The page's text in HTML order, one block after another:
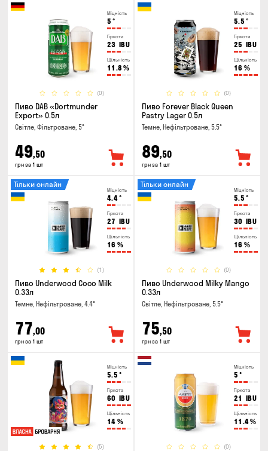
Міцність
5 °
Гіркота
23 IBU
Щільність
11.8 %
(0)
Пиво DAB «Dortmunder
Export» 0.5л
Світле, Фільтроване, 5°
49,50
грн за 1 шт
Міцність
5.5 °
Гіркота
25 IBU
Щільність
16 %
(0)
Пиво Forever Black Queen
Pastry Lager 0.5л
Темне, Нефільтроване, 5.5°
89,50
грн за 1 шт
Міцність
4.4°
Гіркота
27 IBU
Щільність
16 %
(1)
Тільки онлайн
Пиво Underwood Coco Milk
0.33л
Темне, Нефільтроване, 4.4°
77,00
грн за 1 шт
Міцність
5.5 °
Гіркота
30 IBU
Щільність
16 %
(0)
Тільки онлайн
Пиво Underwood Milky Mango
0.33л
Світле, Нефільтроване, 5.5°
75,50
грн за 1 шт
Міцність
5.5 °
Гіркота
60 IBU
Щільність
14 %
(5)
Міцність
5 °
Гіркота
21 IBU
Щільність
11.4%
(0)